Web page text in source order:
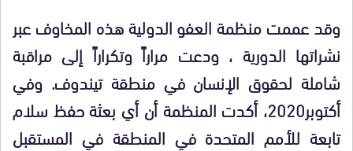
وقد عممت منظمة العفو الدولية هذه المخاوف عبر
نشراتها الدورية ، ودعت مراراً وتكراراً إلى مراقبة
شاملة لحقوق الإنسان في منطقة تيندوف. وفي
أكتوبر2020، أكدت المنظمة أن أي بعثة حفظ سلام
تابعة للأمم المتحدة في المنطقة في المستقبل